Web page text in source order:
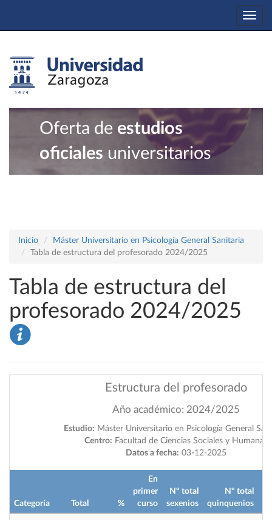
Oferta de estudios
oficiales universitarios
Inicio
Máster Universitario en Psicología General Sanitaria
Tabla de estructura del profesorado 2024/2025
Tabla de estructura del
profesorado 2024/2025
Estructura del profesorado
Año académico: 2024/2025
Estudio: Máster Universitario en Psicología General
Centro: Facultad de Ciencias Sociales y Humanas
Datos a fecha: 03-12-2025
Categoría Total %
En
primer
curso
Nº total
sexenios
Nº total
quinquenios